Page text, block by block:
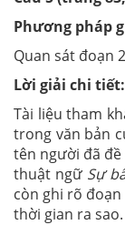
Phương pháp
Quan sát đoạn
Lời giải chi tiết:
Tài liệu tham
trong văn bản
tên người đã
thuật ngữ Sự
còn ghi rõ
thời gian ra sao.